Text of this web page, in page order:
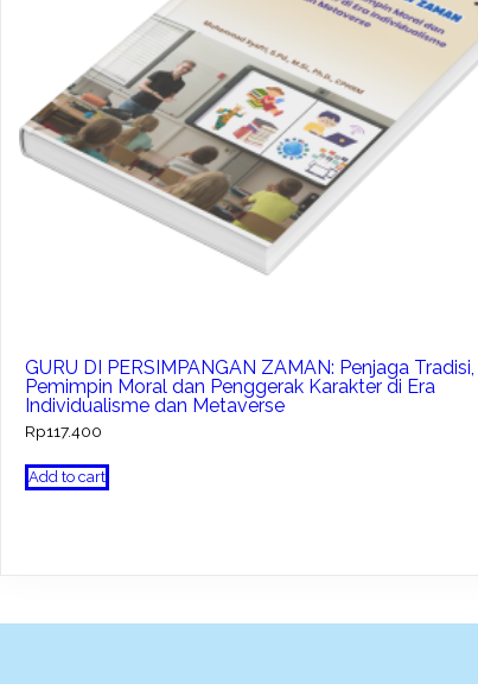
GURU DI PERSIMPANGAN ZAMAN: Penjaga Tradisi,
Pemimpin Moral dan Penggerak Karakter di Era
Individualisme dan Metaverse
Rp117.400
Add to cart